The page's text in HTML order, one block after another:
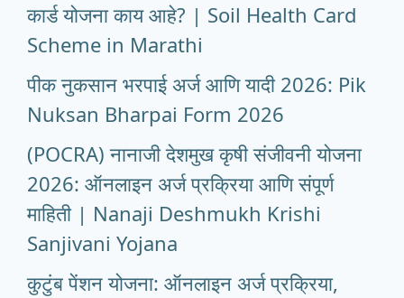
कार्ड योजना काय आहे? | Soil Health Card
Scheme in Marathi
पीक नुकसान भरपाई अर्ज आणि यादी 2026: Pik
Nuksan Bharpai Form 2026
(POCRA) नानाजी देशमुख कृषी संजीवनी योजना
2026: ऑनलाइन अर्ज प्रक्रिया आणि संपूर्ण
माहिती | Nanaji Deshmukh Krishi
Sanjivani Yojana
कुटुंब पेंशन योजना: ऑनलाइन अर्ज प्रक्रिया,